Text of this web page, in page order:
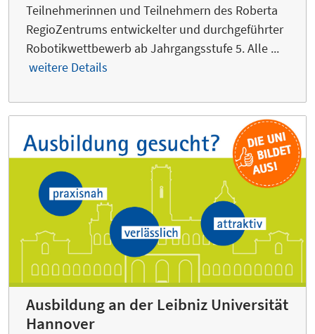
Teilnehmerinnen und Teilnehmern des Roberta
RegioZentrums entwickelter und durchgeführter
Robotikwettbewerb ab Jahrgangsstufe 5. Alle ...
weitere Details
Ausbildung an der Leibniz Universität
Hannover